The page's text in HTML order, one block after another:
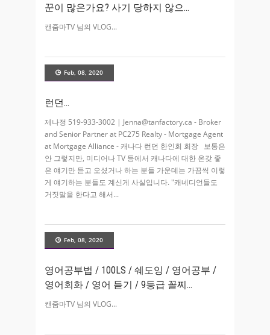
꾼이 많은가요? 사기 당하지 않으
캔줌마TV 님의 VLOG
Feb, 08, 2020
런던…
제나정 519-933-3002 | Jenna@tanfactory.ca - Broker
and Senior Partner at PC275 Realty - Mortgage Agent
at Mortgage Alliance - 캐나다 런던 한인회 회장 보통은
안 그렇지만, 미디어나 TV 등에서 캐나다에 대한 온갖 좋
은 얘기만 듣고 오셨거나 하는 분들 가운데는 가끔씩 이렇
게 얘기하는 분들도 계신게 사실입니다. "캐네디언들도
거짓말을 한다고 해서
Feb, 08, 2020
영어공부법 / 100LS / 쉐도잉 / 영어공부 /
영어회화 / 영어 듣기 / 9등급 꼴찌
캔줌마TV 님의 VLOG